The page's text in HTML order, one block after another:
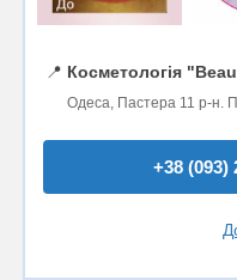
📍 Косметологія
Одеса, Пастера 11 р-н.
+38 (093)